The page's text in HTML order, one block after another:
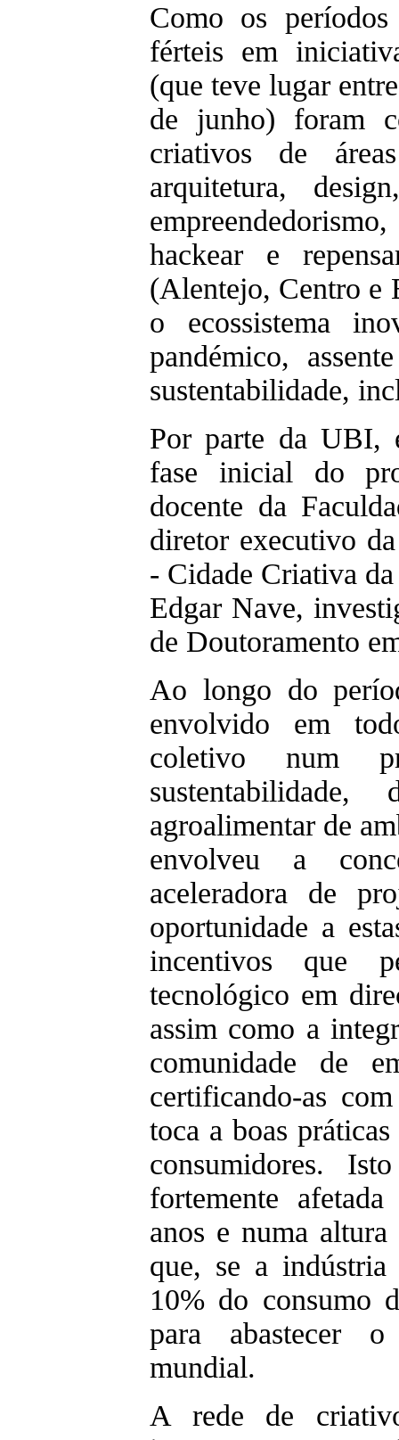
Como os
férteis em
(que teve lugar
de junho) foram
criativos de
arquitetura,
hackear e
(Alentejo, Centro e
o ecossistema
pandémico,
sustentabilidade,
Por parte da UBI,
fase inicial do
docente da
diretor executivo
- Cidade Criativa
Edgar Nave,
de Doutoramento
Ao longo do
envolvido em
coletivo num
agroalimentar de
envolveu a
aceleradora de
oportunidade a
incentivos que
tecnológico em
assim como a
comunidade de
certificando-as
toca a boas
consumidores.
fortemente
anos e numa
que, se a indústria
10% do consumo
para abastecer
mundial.
A rede de